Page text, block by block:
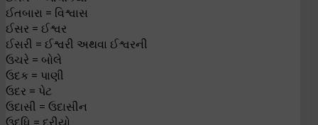
ઈતબારા = વિશ્વાસ
ઈસર = ઈશ્વર
ઈસરી = ઈશ્વરી અથવા ઈશ્વરની
ઉચરે = બોલે
ઉદક = પાણી
ઉદર = પેટ
ઉદાસી = ઉદાસીન